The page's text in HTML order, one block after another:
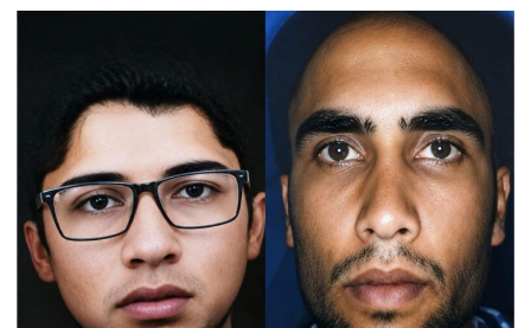
बर्दाश्त
जमीयत-
उलेमा-
हिन्द
की
अपील,
‘अपने
मोहल्ले
की
मस्जिद
में
पढ़ें